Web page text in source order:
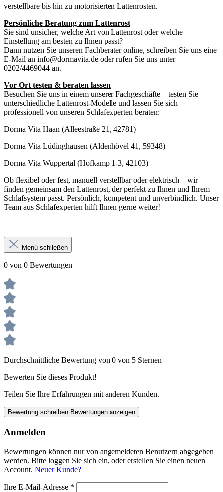
verstellbare bis hin zu motorisierten Lattenrosten.
Persönliche Beratung zum Lattenrost
Sie sind unsicher, welche Art von Lattenrost oder welche
Einstellung am besten zu Ihnen passt?
Dann nutzen Sie unseren Fachberater online, schreiben Sie uns eine
E-Mail an info@dormavita.de oder rufen Sie uns unter
0202/4469044 an.
Vor Ort testen & beraten lassen
Besuchen Sie uns in einem unserer Fachgeschäfte – testen Sie
unterschiedliche Lattenrost-Modelle und lassen Sie sich
professionell von unseren Schlafexperten beraten:
Dorma Vita Haan (Alleestraße 21, 42781)
Dorma Vita Lüdinghausen (Aldenhövel 41, 59348)
Dorma Vita Wuppertal (Hofkamp 1-3, 42103)
Ob flexibel oder fest, manuell verstellbar oder elektrisch – wir
finden gemeinsam den Lattenrost, der perfekt zu Ihnen und Ihrem
Schlafsystem passt. Persönlich, kompetent und unverbindlich. Unser
Team aus Schlafexperten hilft Ihnen gerne weiter!
Menü schließen
0 von 0 Bewertungen
Durchschnittliche Bewertung von 0 von 5 Sternen
Bewerten Sie dieses Produkt!
Teilen Sie Ihre Erfahrungen mit anderen Kunden.
Bewertung schreiben Bewertungen anzeigen
Anmelden
Bewertungen können nur von angemeldeten Benutzern abgegeben
werden. Bitte loggen Sie sich ein, oder erstellen Sie einen neuen
Account. Neuer Kunde?
Ihre E-Mail-Adresse *